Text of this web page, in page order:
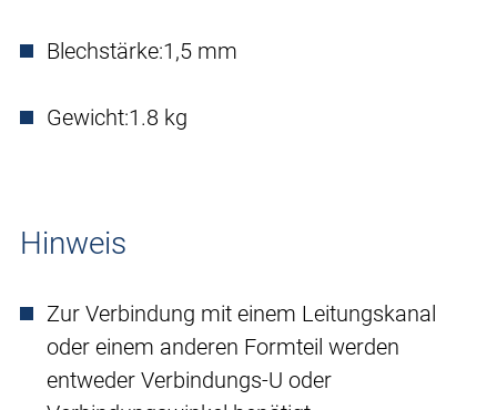
Blechstärke:1,5 mm
Gewicht:1.8 kg
Hinweis
Zur Verbindung mit einem Leitungskanal
oder einem anderen Formteil werden
entweder Verbindungs-U oder